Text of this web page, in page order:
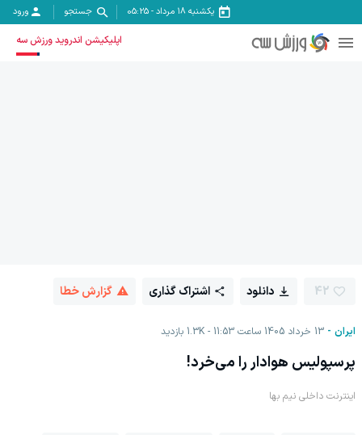
یکشنبه ۱۸ مرداد -
05:25 جستجو ورود
اپلیکیشن اندروید ورزش سه
ایران 13 خرداد 1405 ساعت 11:53 1.3K بازدید
42 دانلود اشتراک گذاری گزارش خطا
پرسپولیس هوادار را می‌خرد!
اینترنت داخلی نیم بها